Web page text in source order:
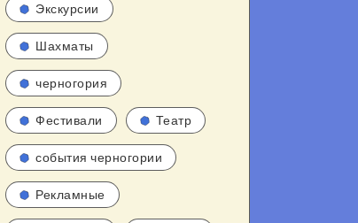
Экскурсии
Шахматы
черногория
Фестивали Театр
события черногории
Рекламные